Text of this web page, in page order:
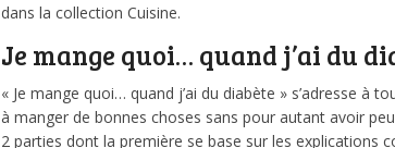
dans la collection Cuisine.
Je mange quoi… quand j’ai du
« Je mange quoi… quand j’ai du diabète » s’adresse à
à manger de bonnes choses sans pour autant avoir
2 parties dont la première se base sur les explications